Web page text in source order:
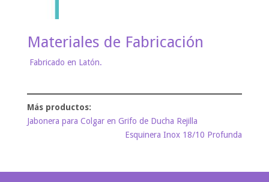
Materiales de Fabricación
Fabricado en Latón.
Jabonera para Colgar en Grifo de Ducha Rejilla
Esquinera Inox 18/10 Profunda